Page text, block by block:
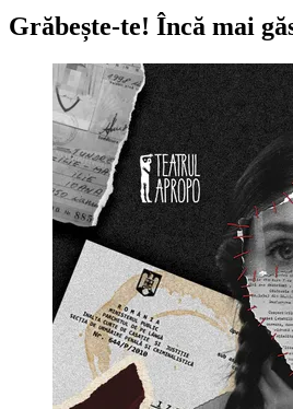
Grăbește-te! Încă mai